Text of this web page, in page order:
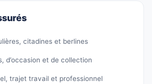
citadines et berlines
d’occasion et de collection
trajet travail et professionnel